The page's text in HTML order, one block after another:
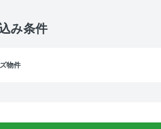
み条件
物件